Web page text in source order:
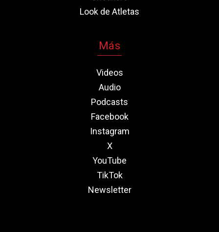
Look de Atletas
Más
Videos
Audio
Podcasts
Facebook
Instagram
X
YouTube
TikTok
Newsletter